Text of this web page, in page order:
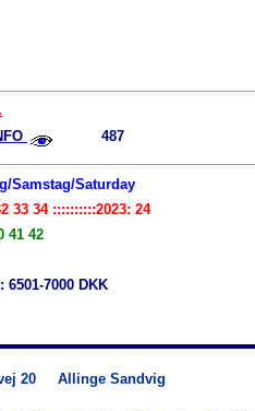
487
Samstag/Saturday
33 34 ::::::::::2023: 24
41 42
7000 DKK
20 Allinge Sandvig